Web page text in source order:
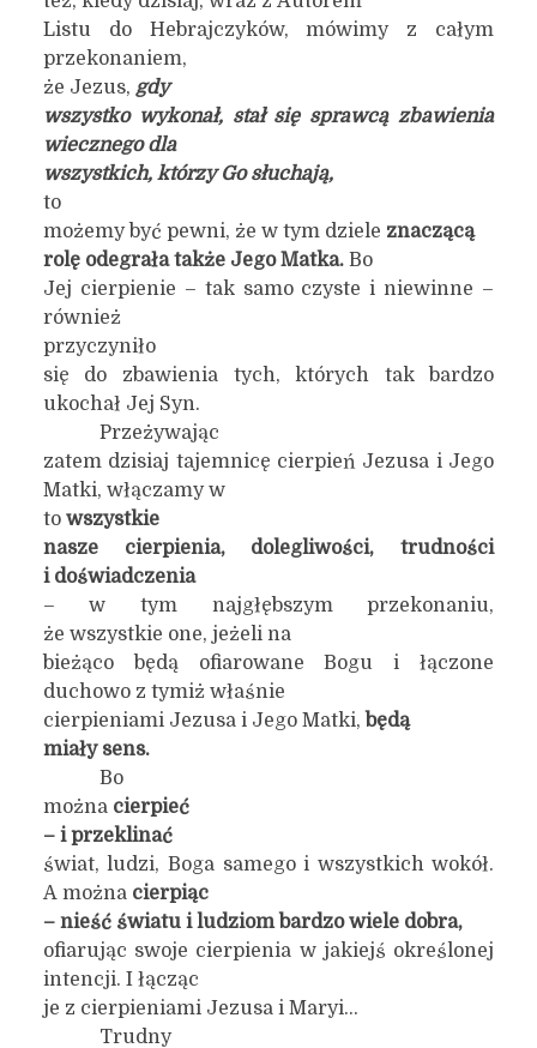
Listu do Hebrajczyków, mówimy z całym
przekonaniem,
że Jezus, gdy
wszystko wykonał, stał się sprawcą zbawienia
wiecznego dla
wszystkich, którzy Go słuchają,
to
możemy być pewni, że w tym dziele znaczącą
rolę odegrała także Jego Matka. Bo
Jej cierpienie – tak samo czyste i niewinne –
również
przyczyniło
się do zbawienia tych, których tak bardzo
ukochał Jej Syn.
Przeżywając
zatem dzisiaj tajemnicę cierpień Jezusa i Jego
Matki, włączamy w
to wszystkie
nasze cierpienia, dolegliwości, trudności
i doświadczenia
– w tym najgłębszym przekonaniu,
że wszystkie one, jeżeli na
bieżąco będą ofiarowane Bogu i łączone
duchowo z tymiż właśnie
cierpieniami Jezusa i Jego Matki, będą
miały sens.
Bo
można cierpieć
– i przeklinać
świat, ludzi, Boga samego i wszystkich wokół.
A można cierpiąc
– nieść światu i ludziom bardzo wiele dobra,
ofiarując swoje cierpienia w jakiejś określonej
intencji. I łącząc
je z cierpieniami Jezusa i Maryi…
Trudny